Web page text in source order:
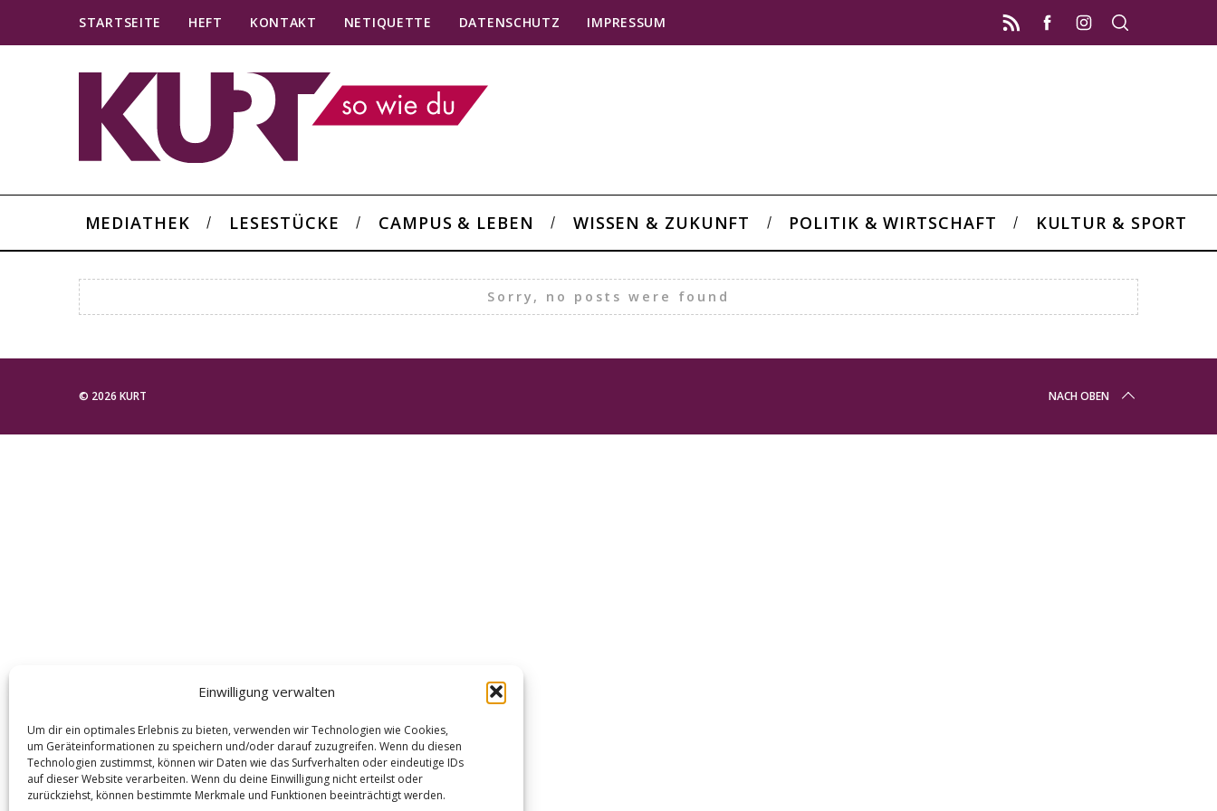
Einwilligung verwalten
Um dir ein optimales Erlebnis zu bieten, verwenden wir Technologien wie Cookies,
um Geräteinformationen zu speichern und/oder darauf zuzugreifen. Wenn du diesen
Technologien zustimmst, können wir Daten wie das Surfverhalten oder eindeutige IDs
auf dieser Website verarbeiten. Wenn du deine Einwilligung nicht erteilst oder
zurückziehst, können bestimmte Merkmale und Funktionen beeinträchtigt werden.
STARTSEITE HEFT KONTAKT NETIQUETTE DATENSCHUTZ IMPRESSUM
MEDIATHEK LESESTÜCKE CAMPUS & LEBEN WISSEN & ZUKUNFT POLITIK & WIRTSCHAFT KULTUR & SPORT
Sorry, no posts were found
© 2026 KURT NACH OBEN
a